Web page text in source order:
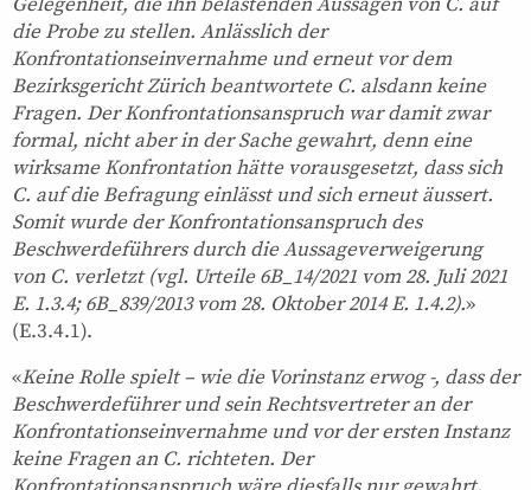
die Probe zu stellen. Anlässlich der
Konfrontationseinvernahme und erneut vor dem
Bezirksgericht Zürich beantwortete C. alsdann keine
Fragen. Der Konfrontationsanspruch war damit zwar
formal, nicht aber in der Sache gewahrt, denn eine
wirksame Konfrontation hätte vorausgesetzt, dass sich
C. auf die Befragung einlässt und sich erneut äussert.
Somit wurde der Konfrontationsanspruch des
Beschwerdeführers durch die Aussageverweigerung
von C. verletzt (vgl. Urteile 6B_14/2021 vom 28. Juli 2021
E. 1.3.4; 6B_839/2013 vom 28. Oktober 2014 E. 1.4.2).»
(E.3.4.1).
«Keine Rolle spielt – wie die Vorinstanz erwog -, dass der
Beschwerdeführer und sein Rechtsvertreter an der
Konfrontationseinvernahme und vor der ersten Instanz
keine Fragen an C. richteten. Der